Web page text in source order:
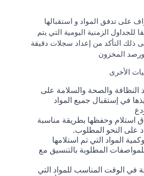
على تدفق المواد و استقبالها
للجداول الزمنية اليومية التي يتم
إلى ذلك التأكد من إعداد سجلات دقيقة
ورصد المخزون
الأخرى
النظافة والصحة والسلامة على
في إستقبال جميع المواد
استلام وحفظها بطريقة مناسبة
على النحو المطلوب.
المواد التي تم استلامها
المطلوبة بالتنسيق مع
الوقت المناسب للمواد التي